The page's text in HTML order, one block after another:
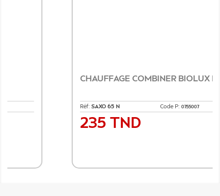
CHAUFFAGE COMBINER BIOLUX MOD.
Code P:
235 TND